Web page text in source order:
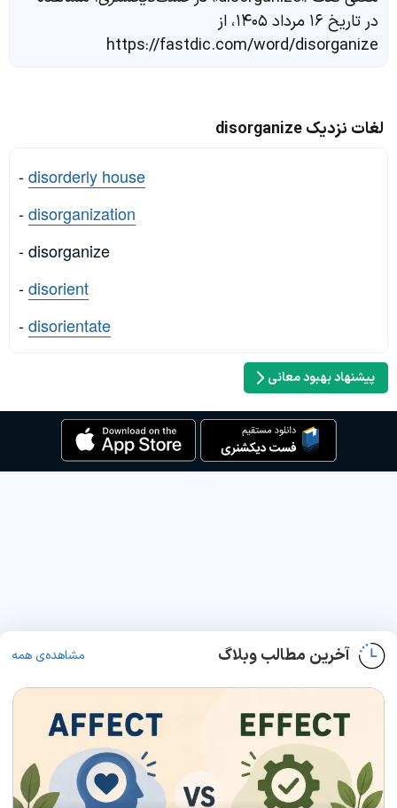
در تاریخ ۱۶ مرداد ۱۴۰۵، از
https://fastdic.com/word/disorganize
لغات نزدیک disorganize
-disorderly house
-disorganization
- disorganize
-disorient
-disorientate
پیشنهاد بهبود معانی
آخرین مطالب وبلاگ مشاهده‌ی همه